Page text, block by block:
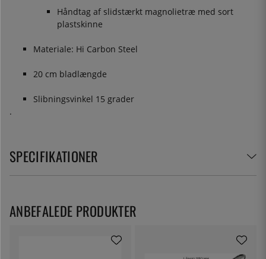
Håndtag af slidstærkt magnolietræ med sort
plastskinne
Materiale: Hi Carbon Steel
20 cm bladlængde
Slibningsvinkel 15 grader
.
SPECIFIKATIONER
ANBEFALEDE PRODUKTER